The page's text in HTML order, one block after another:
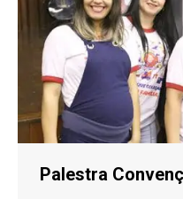
Palestra